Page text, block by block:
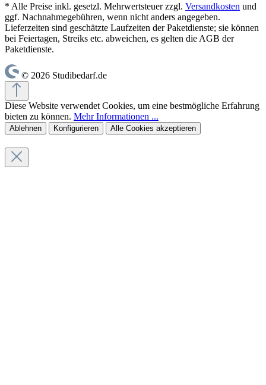
* Alle Preise inkl. gesetzl. Mehrwertsteuer zzgl. Versandkosten und
ggf. Nachnahmegebühren, wenn nicht anders angegeben.
Lieferzeiten sind geschätzte Laufzeiten der Paketdienste; sie können
bei Feiertagen, Streiks etc. abweichen, es gelten die AGB der
Paketdienste.
© 2026 Studibedarf.de
Diese Website verwendet Cookies, um eine bestmögliche Erfahrung
bieten zu können. Mehr Informationen ...
Ablehnen Konfigurieren Alle Cookies akzeptieren